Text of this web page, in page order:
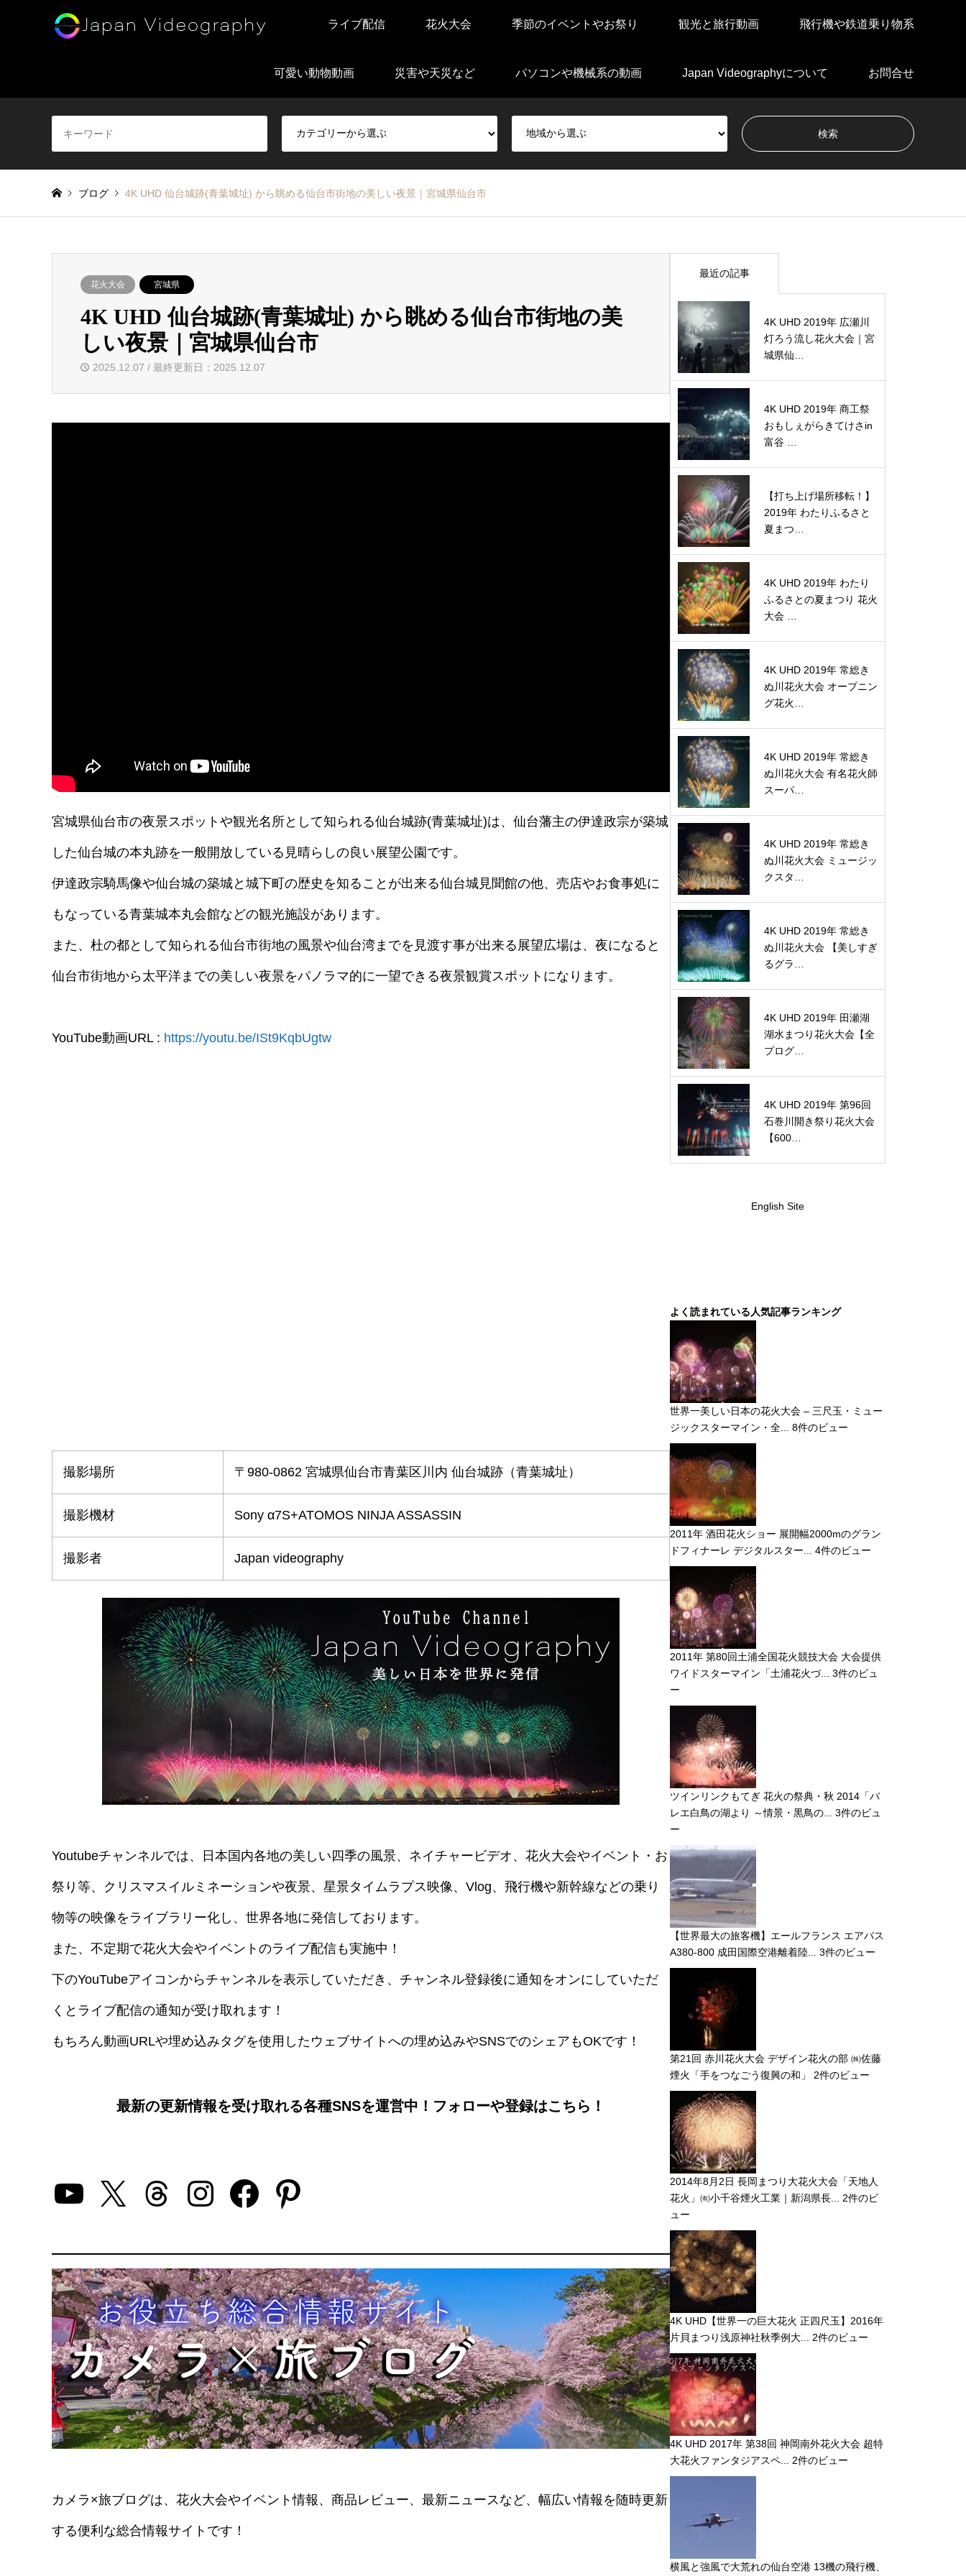
ライブ配信 花火大会 季節のイベントやお祭り 観光と旅行動画 飛行機や鉄道乗り物系
可愛い動物動画 災害や天災など パソコンや機械系の動画 Japan Videographyについて お問合せ
ブログ 4K UHD 仙台城跡(青葉城址) から眺める仙台市街地の美しい夜景｜宮城県仙台市
花火大会 宮城県
4K UHD 仙台城跡(青葉城址) から眺める仙台市街地の美
しい夜景｜宮城県仙台市
2025.12.07 / 最終更新日：2025.12.07
宮城県仙台市の夜景スポットや観光名所として知られる仙台城跡(青葉城址)は、仙台藩主の伊達政宗が築城
した仙台城の本丸跡を一般開放している見晴らしの良い展望公園です。
伊達政宗騎馬像や仙台城の築城と城下町の歴史を知ることが出来る仙台城見聞館の他、売店やお食事処に
もなっている青葉城本丸会館などの観光施設があります。
また、杜の都として知られる仙台市街地の風景や仙台湾までを見渡す事が出来る展望広場は、夜になると
仙台市街地から太平洋までの美しい夜景をパノラマ的に一望できる夜景観賞スポットになります。
YouTube動画URL : https://youtu.be/ISt9KqbUgtw
撮影場所 〒980-0862 宮城県仙台市青葉区川内 仙台城跡（青葉城址）
撮影機材 Sony α7S+ATOMOS NINJA ASSASSIN
撮影者 Japan videography
Youtubeチャンネルでは、日本国内各地の美しい四季の風景、ネイチャービデオ、花火大会やイベント・お
祭り等、クリスマスイルミネーションや夜景、星景タイムラプス映像、Vlog、飛行機や新幹線などの乗り
物等の映像をライブラリー化し、世界各地に発信しております。
また、不定期で花火大会やイベントのライブ配信も実施中！
下のYouTubeアイコンからチャンネルを表示していただき、チャンネル登録後に通知をオンにしていただ
くとライブ配信の通知が受け取れます！
もちろん動画URLや埋め込みタグを使用したウェブサイトへの埋め込みやSNSでのシェアもOKです！
最新の更新情報を受け取れる各種SNSを運営中！フォローや登録はこちら！
YouTube
X Threads
Instagram
Facebook
Pinterest
カメラ×旅ブログは、花火大会やイベント情報、商品レビュー、最新ニュースなど、幅広い情報を随時更新
する便利な総合情報サイトです！
最近の記事
4K UHD 2019年 広瀬川
灯ろう流し花火大会｜宮
城県仙…
4K UHD 2019年 商工祭
おもしぇがらきてけさin
富谷 …
【打ち上げ場所移転！】
2019年 わたりふるさと
夏まつ…
4K UHD 2019年 わたり
ふるさとの夏まつり 花火
大会 …
4K UHD 2019年 常総き
ぬ川花火大会 オープニン
グ花火…
4K UHD 2019年 常総き
ぬ川花火大会 有名花火師
スーパ…
4K UHD 2019年 常総き
ぬ川花火大会 ミュージッ
クスタ…
4K UHD 2019年 常総き
ぬ川花火大会 【美しすぎ
るグラ…
4K UHD 2019年 田瀬湖
湖水まつり花火大会【全
プログ…
4K UHD 2019年 第96回
石巻川開き祭り花火大会
【600…
English Site
よく読まれている人気記事ランキング
世界一美しい日本の花火大会 – 三尺玉・ミュー
ジックスターマイン・全...
8件のビュー
2011年 酒田花火ショー 展開幅2000mのグラン
ドフィナーレ デジタルスター...
4件のビュー
2011年 第80回土浦全国花火競技大会 大会提供
ワイドスターマイン「土浦花火づ...
3件のビュ
ー
ツインリンクもてぎ 花火の祭典・秋 2014「バ
レエ白鳥の湖より ～情景・黒鳥の...
3件のビュ
ー
【世界最大の旅客機】エールフランス エアバス
A380-800 成田国際空港離着陸...
3件のビュー
第21回 赤川花火大会 デザイン花火の部 ㈱佐藤
煙火「手をつなごう復興の和」
2件のビュー
2014年8月2日 長岡まつり大花火大会「天地人
花火」㈲小千谷煙火工業｜新潟県長...
2件のビ
ュー
4K UHD【世界一の巨大花火 正四尺玉】2016年
片貝まつり浅原神社秋季例大...
2件のビュー
4K UHD 2017年 第38回 神岡南外花火大会 超特
大花火ファンタジアスペ...
2件のビュー
横風と強風で大荒れの仙台空港 13機の飛行機、